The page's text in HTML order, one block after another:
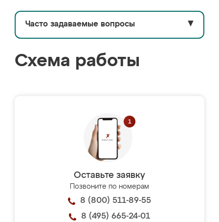
Часто задаваемые вопросы ▼
Схема работы
Оставьте заявку
Позвоните по номерам
8 (800) 511-89-55
8 (495) 665-24-01